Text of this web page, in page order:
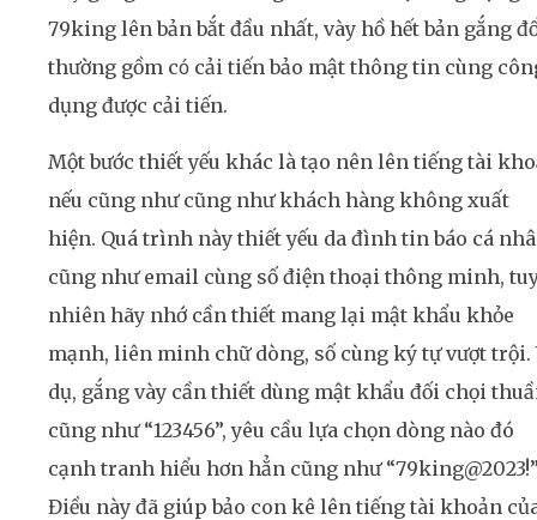
79king lên bản bắt đầu nhất, vày hồ hết bản gắng
thường gồm có cải tiến bảo mật thông tin cùng
dụng được cải tiến.
Một bước thiết yếu khác là tạo nên lên tiếng tài
nếu cũng như cũng như khách hàng không xuất
hiện. Quá trình này thiết yếu da đình tin báo cá
cũng như email cùng số điện thoại thông minh,
nhiên hãy nhớ cần thiết mang lại mật khẩu khỏe
mạnh, liên minh chữ dòng, số cùng ký tự vượt trội.
dụ, gắng vày cần thiết dùng mật khẩu đối chọi
cũng như “123456”, yêu cầu lựa chọn dòng nào đó
cạnh tranh hiểu hơn hẳn cũng như
Điều này đã giúp bảo con kê lên tiếng tài khoản